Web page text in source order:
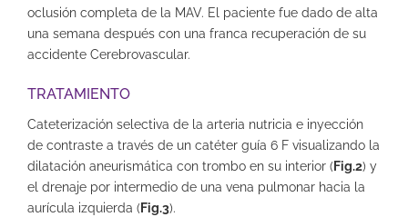
oclusión completa de la MAV. El paciente fue dado de alta
una semana después con una franca recuperación de su
accidente Cerebrovascular.
TRATAMIENTO
Cateterización selectiva de la arteria nutricia e inyección
de contraste a través de un catéter guía 6 F visualizando la
dilatación aneurismática con trombo en su interior ( Fig.2) y
el drenaje por intermedio de una vena pulmonar hacia la
aurícula izquierda ( Fig.3).